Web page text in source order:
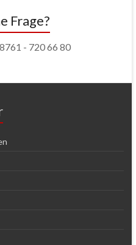
Frage?
- 720 66 80